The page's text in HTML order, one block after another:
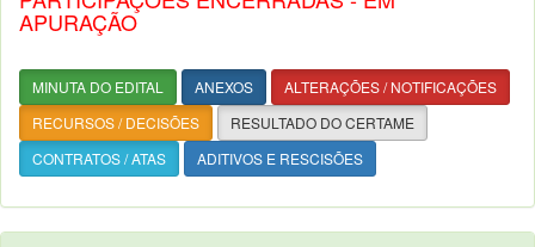
APURAÇÃO
MINUTA DO EDITAL ANEXOS
ALTERAÇÕES / NOTIFICAÇÕES
RECURSOS / DECISÕES
RESULTADO DO CERTAME
CONTRATOS / ATAS
ADITIVOS E RESCISÕES